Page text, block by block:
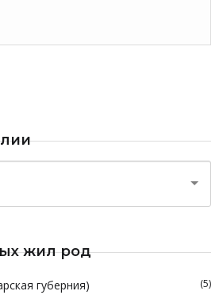
жил род
губерния) (5)